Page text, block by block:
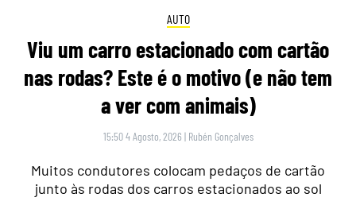
AUTO
Viu um carro estacionado com cartão
nas rodas? Este é o motivo (e não tem
a ver com animais)
15:50 4 Agosto, 2026 | Rubén Gonçalves
Muitos condutores colocam pedaços de cartão
junto às rodas dos carros estacionados ao sol